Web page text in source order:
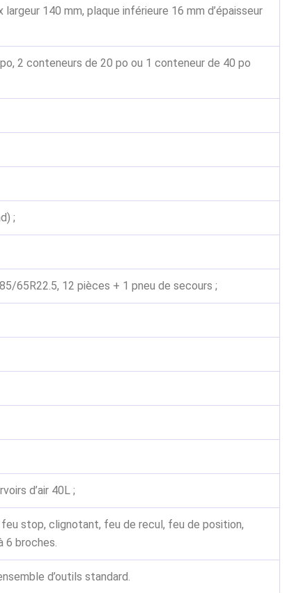
140 mm, plaque inférieure 16 mm d’épaisseur
2 conteneurs de 20 po ou 1 conteneur de 40 po
;
65R22.5, 12 pièces + 1 pneu de secours ;
d’air 40L ;
stop, clignotant, feu de recul, feu de position,
6 broches.
d’outils standard.